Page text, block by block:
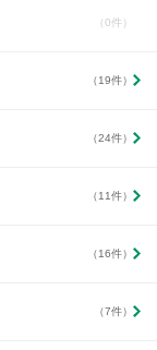
（0件）
（19件）
（24件）
（11件）
（16件）
（7件）